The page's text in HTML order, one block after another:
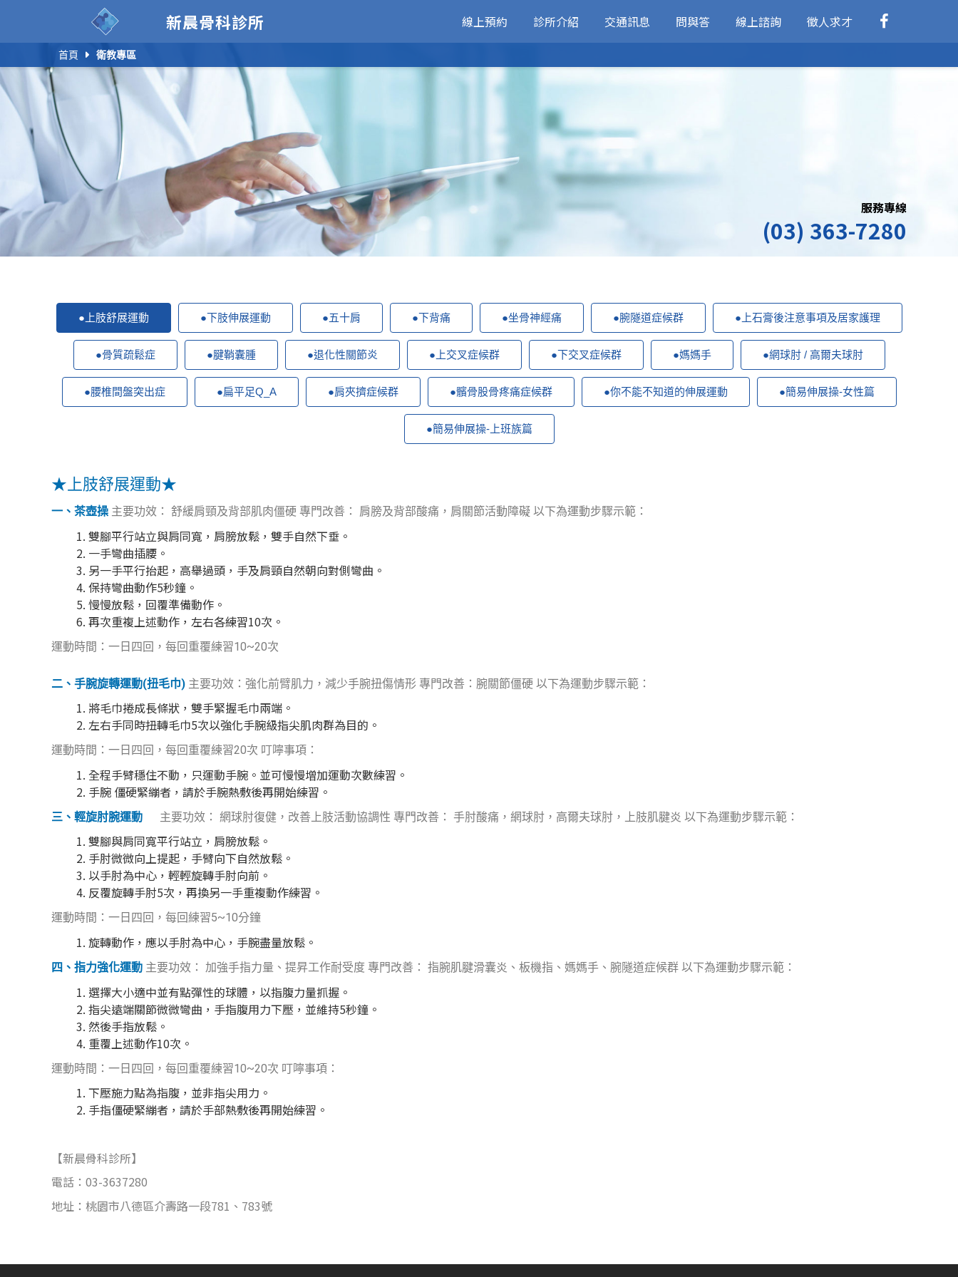
新晨骨科診所 線上預約 診所介紹
醫師簡介
醫療新知
衛教專區
交通訊息 問與答 線上諮詢 徵人求才
服務專線
(03) 363-7280
首頁 衛教專區
●上肢舒展運動 ●下肢伸展運動 ●五十肩 ●下背痛 ●坐骨神經痛 ●腕隧道症候群 ●上石膏後注意事項及居家護理
●骨質疏鬆症 ●腱鞘囊腫 ●退化性關節炎 ●上交叉症候群 ●下交叉症候群 ●媽媽手 ●網球肘 / 高爾夫球肘
●腰椎間盤突出症 ●扁平足Q_A ●肩夾擠症候群 ●髕骨股骨疼痛症候群 ●你不能不知道的伸展運動 ●簡易伸展操-女性篇
●簡易伸展操-上班族篇
★上肢舒展運動★
一、茶壺操 主要功效： 舒緩肩頸及背部肌肉僵硬 專門改善： 肩膀及背部酸痛，肩關節活動障礙 以下為運動步驟示範：
雙腳平行站立與肩同寬，肩膀放鬆，雙手自然下垂。
一手彎曲插腰。
另一手平行抬起，高舉過頭，手及肩頸自然朝向對側彎曲。
保持彎曲動作5秒鐘。
慢慢放鬆，回覆準備動作。
再次重複上述動作，左右各練習10次。
運動時間：一日四回，每回重覆練習10~20次
二、手腕旋轉運動(扭毛巾) 主要功效：強化前臂肌力，減少手腕扭傷情形 專門改善：腕關節僵硬 以下為運動步驟示範：
將毛巾捲成長條狀，雙手緊握毛巾兩端。
左右手同時扭轉毛巾5次以強化手腕級指尖肌肉群為目的。
運動時間：一日四回，每回重覆練習20次 叮嚀事項：
全程手臂穩住不動，只運動手腕。並可慢慢增加運動次數練習。
手腕 僵硬緊繃者，請於手腕熱敷後再開始練習。
三、輕旋肘腕運動 主要功效： 網球肘復健，改善上肢活動協調性 專門改善： 手肘酸痛，網球肘，高爾夫球肘，上肢肌腱炎 以下為運動步驟示範：
雙腳與肩同寬平行站立，肩膀放鬆。
手肘微微向上提起，手臂向下自然放鬆。
以手肘為中心，輕輕旋轉手肘向前。
反覆旋轉手肘5次，再換另一手重複動作練習。
運動時間：一日四回，每回練習5~10分鐘
旋轉動作，應以手肘為中心，手腕盡量放鬆。
四、指力強化運動 主要功效： 加強手指力量、提昇工作耐受度 專門改善： 指腕肌腱滑囊炎、板機指、媽媽手、腕隧道症候群 以下為運動步驟示範：
選擇大小適中並有點彈性的球體，以指腹力量抓握。
指尖遠端關節微微彎曲，手指腹用力下壓，並維持5秒鐘。
然後手指放鬆。
重覆上述動作10次。
運動時間：一日四回，每回重覆練習10~20次 叮嚀事項：
下壓施力點為指腹，並非指尖用力。
手指僵硬緊繃者，請於手部熱敷後再開始練習。
【新晨骨科診所】
電話：03-3637280
地址：桃園市八德區介壽路一段781、783號